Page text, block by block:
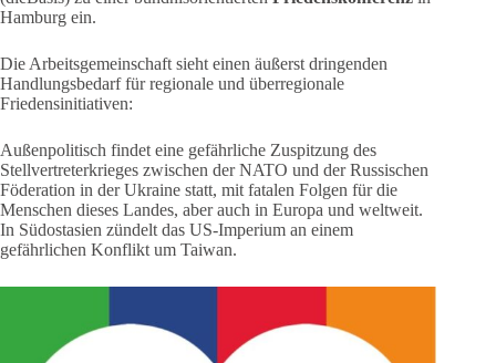
Hamburg ein.
Die Arbeitsgemeinschaft sieht einen äußerst dringenden
Handlungsbedarf für regionale und überregionale
Friedensinitiativen:
Außenpolitisch findet eine gefährliche Zuspitzung des
Stellvertreterkrieges zwischen der NATO und der Russischen
Föderation in der Ukraine statt, mit fatalen Folgen für die
Menschen dieses Landes, aber auch in Europa und weltweit.
In Südostasien zündelt das US-Imperium an einem
gefährlichen Konflikt um Taiwan.